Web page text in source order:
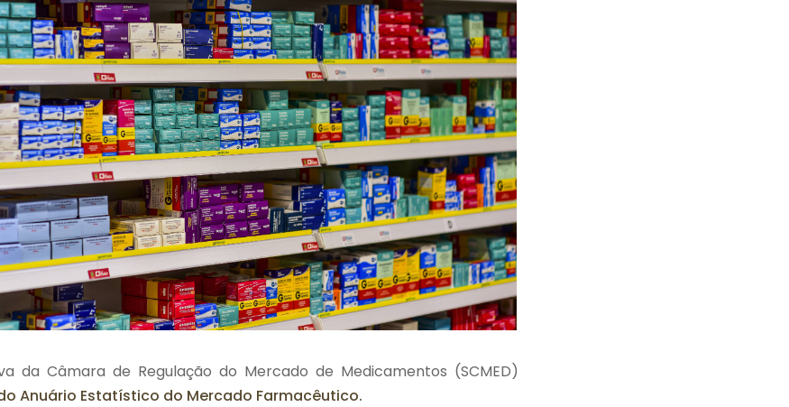
da Câmara de Regulação do Mercado de Medicamentos (SCMED)
Anuário Estatístico do Mercado Farmacêutico.